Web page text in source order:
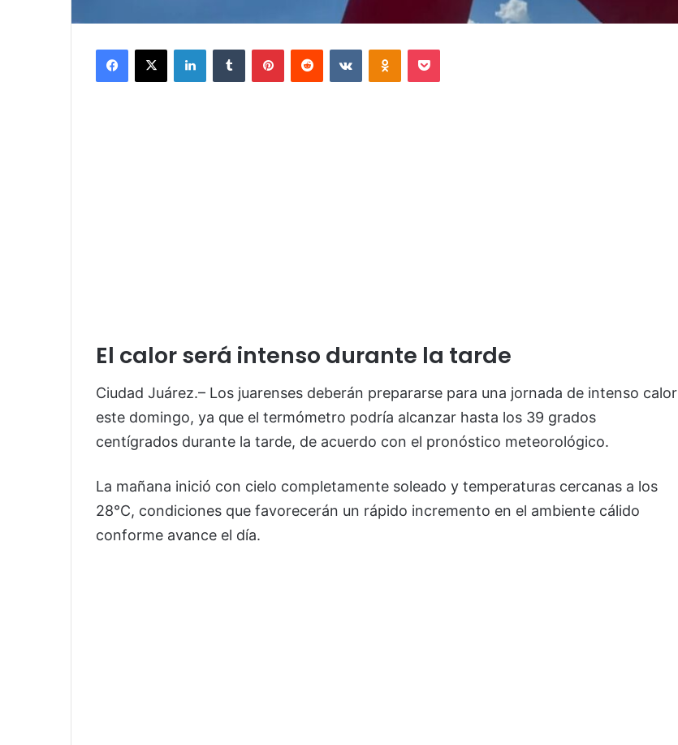
Facebook
X LinkedInTumblr PinterestReddit VKontakteOdnoklassniki
Pocket
El calor será intenso durante la tarde
Ciudad Juárez.– Los juarenses deberán prepararse para una jornada de intenso calor
este domingo, ya que el termómetro podría alcanzar hasta los 39 grados
centígrados durante la tarde, de acuerdo con el pronóstico meteorológico.
La mañana inició con cielo completamente soleado y temperaturas cercanas a los
28°C, condiciones que favorecerán un rápido incremento en el ambiente cálido
conforme avance el día.